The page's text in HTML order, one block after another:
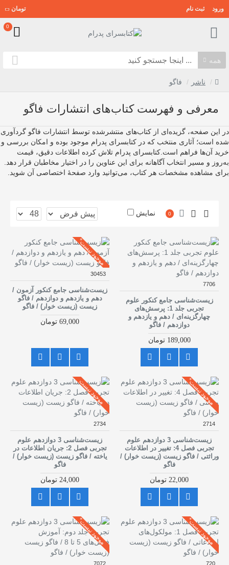
ورود ثبت نام تومان
0
همه
ناشر فاگو
معرفی و فهرست کتاب‌های انتشارات فاگو
در این صفحه، گزیده‌ای از کتاب‌های منتشرشده توسط انتشارات فاگو گردآوری
شده است؛ آثاری منتخب که در کتابسرای پدرام موجود بوده و امکان بررسی و
خرید آن‌ها فراهم است.کتابسرای پدرام تلاش کرده اطلاعات دقیق، قیمت
به‌روز و مسیر انتخاب آگاهانه برای این عناوین را در اختیار مخاطبان قرار دهد.
برای مشاهده مشخصات هر کتاب، می‌توانید وارد صفحهٔ اختصاصی آن شوید.
0 نمایش
7706
زیست‌شناسی جامع کنکور علوم
تجربی جلد 1: پرسش‌های
چهارگزینه‌ای / دهم و یازدهم و
دوازدهم / فاگو
189,000 تومان
موجود نیست*
30453
زیست‌شناسی جامع کنکور آزمون /
دهم و یازدهم و دوازدهم / فاگو
زیست (زیست خوار) / فاگو
69,000 تومان
موجود نیست*
2714
زیست‌شناسی 3 دوازدهم علوم
تجربی فصل 4: تغییر در اطلاعات
وراثتی / فاگو زیست (زیست خوار) /
فاگو
22,000 تومان
موجود نیست
2734
زیست‌شناسی 3 دوازدهم علوم
تجربی فصل 2: جریان اطلاعات در
یاخته / فاگو زیست (زیست خوار) /
فاگو
24,000 تومان
موجود نیست*
720
موجود نیست*
7072